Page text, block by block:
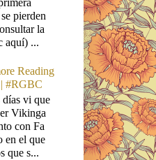
pierden
la
aquí) ...
Reading
#RGBC
días vi que
Vikinga
con Fa
en el que
que s...